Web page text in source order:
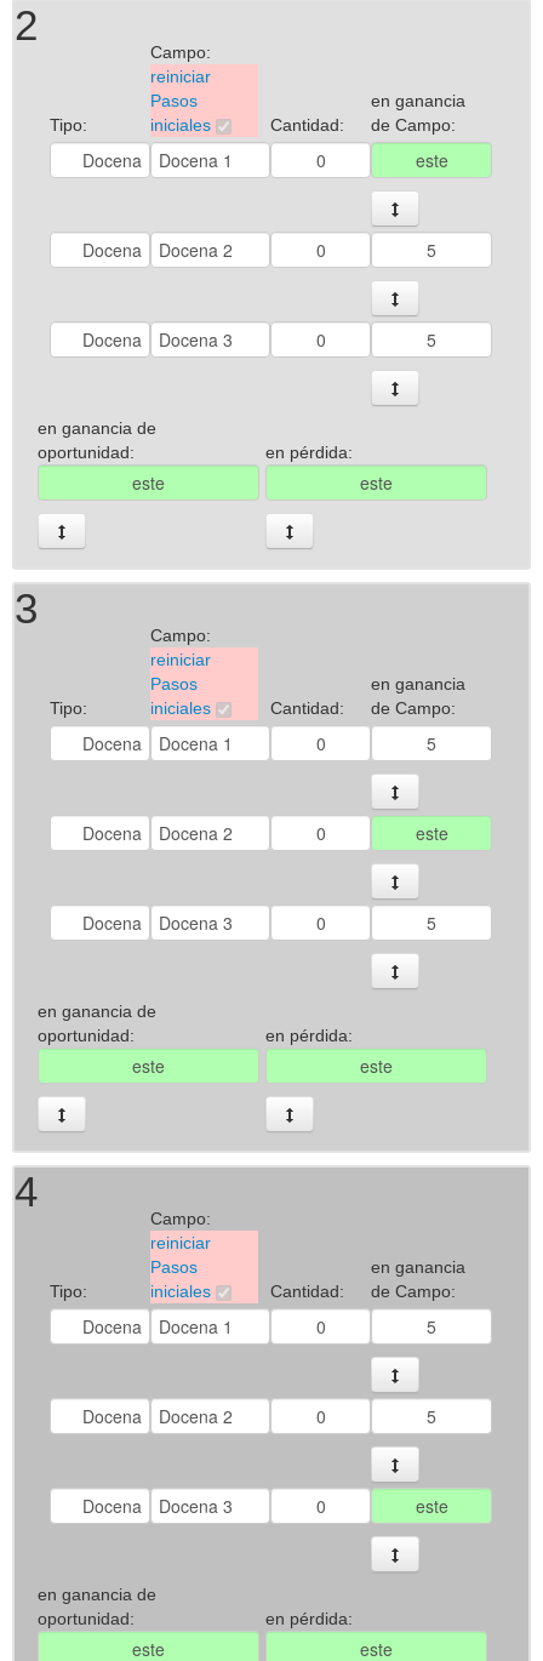
2
Tipo:
Campo:
reiniciar
Pasos
iniciales
Cantidad:
en ganancia
de Campo:
en ganancia de
oportunidad:
en pérdida:
3
Tipo:
Campo:
reiniciar
Pasos
iniciales
Cantidad:
en ganancia
de Campo:
en ganancia de
oportunidad:
en pérdida:
4
Tipo:
Campo:
reiniciar
Pasos
iniciales
Cantidad:
en ganancia
de Campo:
en ganancia de
oportunidad:
en pérdida: